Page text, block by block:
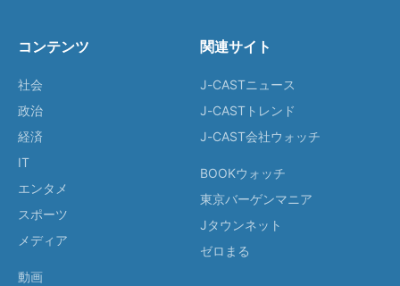
コンテンツ
社会
政治
経済
IT
エンタメ
スポーツ
メディア
動画
関連サイト
J-CASTニュース
J-CASTトレンド
J-CAST会社ウォッチ
BOOKウォッチ
東京バーゲンマニア
Jタウンネット
ゼロまる